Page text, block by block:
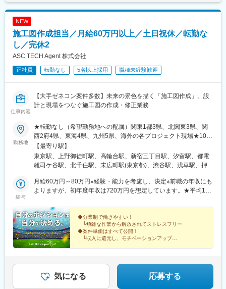
NEW
施工図作成担当／月給60万円以上／土日祝休／転勤な
し／完休2
ASC TECH Agent 株式会社
正社員 転勤なし 5名以上採用 職種未経験歓迎
仕事内容
【大手ゼネコン案件多数】未来の景色を描く「施工図作成」。設
計と現場をつなぐ施工図の作成・修正業務
勤務地
★転勤なし（希望勤務地への配属）関東1都3県、北関東3県、関
西2府4県、東海4県、九州5県、海外の各プロジェクト現場★10名
以上の積極採用★U・Iターン歓迎！★海外で働くチャンスあり！
★入社時に引越しが必要な場合は転居費用を会社が全額負担！
（自己負担のかからない社員寮も利用可能）★マイカー通勤可※案
るほど、ニーズの高いポジション。業界内での雇用を創出しつ
つ、安定した働き方が実現できるように、労働条件の整備も行っ
玉、茨城、栃木、群馬■関西／大阪、兵庫、京都、奈良、滋賀、和
歌山■東海／愛知、岐阜、三重、静岡■九州／福岡、鹿児島、熊
本、大分、長崎■海外／シンガポール、ミャンマー、バングラデシ
ュ、メキシコ、ドバイ、台湾海外にも事業を展開し、技術者がグ
ローバルに活躍できる環境です！
【最寄り駅】
東京駅、上野御徒町駅、高輪台駅、新宿三丁目駅、汐留駅、都電
雑司ケ谷駅、北千住駅、末広町駅(東京都)、渋谷駅、浅草駅、押上
駅(東京都)、大門駅(東京都)、有楽町駅、新横浜駅、小田原駅、新
高島駅、大船駅、鎌倉駅、関内駅、藤沢本町駅、片瀬江ノ島駅、
中華街駅、上強羅駅、鴨宮駅、姥子駅、初石駅、新千葉駅、東京
ディズニーランド・ステーション駅、京成西船駅、京成成田駅、
海浜幕張駅、柏駅、松戸駅、おゆみ野駅、船橋駅、佐倉駅、京成
千葉駅、新鎌ケ谷駅、成田空港駅(鉄道)、大宮駅(埼玉県)、志茂
駅、熊谷駅、浦和美園駅、東川口駅、所沢駅、籠原駅、南浦和
浦和駅、八木崎駅、水戸駅、つくば駅、守谷駅、日立駅、土浦
駅、古河駅、工機前駅、ひたち野うしく駅、石岡駅、取手駅、東
海駅、牛久駅、下館駅、新栃木駅、小山駅、東武ワールドスクウ
給与
月給60万円～80万円※経験・能力を考慮し、決定※前職の年収にも
よりますが、初年度年収は720万円を想定しています。★平均120
UP事例＞入社前 入社後年収480万円⇒年収650万円年収
600万円⇒年収800万円年収780万円⇒年収1000万円 ※大手ゼネコ
ン出身「社員の安心と幸せを第一に考える会社にしたい」という
想いから、業界内でも高水準となる月給60万円以上を用意しまし
た。担当プロジェクトも収入や働き方など、重視するポイントに
さい。＜年収例＞754万円／38歳1256万円／50歳787万円／62歳
865万円／40歳
◆分業制で働きやすい！
└煩雑な作業から解放されてストレスフリー
◆案件単価はすべて公開！
└収入に還元し、モチベーションアップ
気になる 応募する